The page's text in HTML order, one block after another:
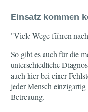
Einsatz kommen
"Viele Wege führen
So gibt es auch für die
unterschiedliche
auch hier bei einer
jeder Mensch
Betreuung.